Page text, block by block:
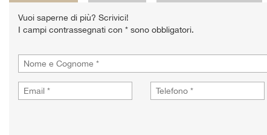
Vuoi saperne di più? Scrivici!
I campi contrassegnati con * sono obbligatori.